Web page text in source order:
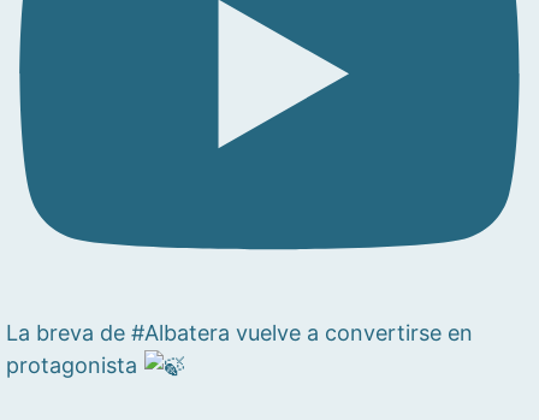
La breva de #Albatera vuelve a convertirse en
protagonista